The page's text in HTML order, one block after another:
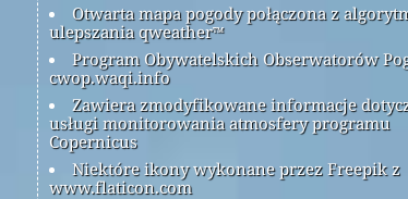
Otwarta mapa pogody połączona z
ulepszania qweather™
Program Obywatelskich Obserwatorów
cwop.waqi.info
Zawiera zmodyfikowane informacje
usługi monitorowania atmosfery programu
Copernicus
Niektóre ikony wykonane przez Freepik z
www.flaticon.com